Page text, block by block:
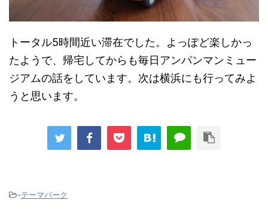
トータル5時間近い滞在でした。よっぽど楽しかっ
たようで、帰宅してからも毎日アンパンマンミュー
ジアムの話をしています。次は横浜にも行ってみよ
うと思います。
-テーマパーク